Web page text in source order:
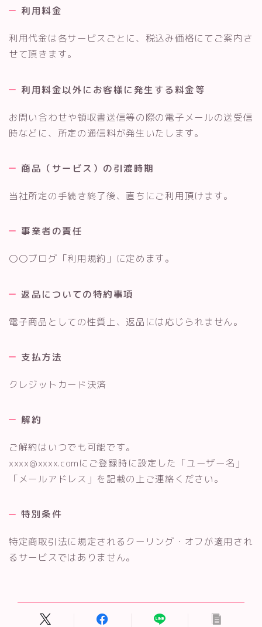
利用料金
利用代金は各サービスごとに、税込み価格にてご案内さ
せて頂きます。
利用料金以外にお客様に発生する料金等
お問い合わせや領収書送信等の際の電子メールの送受信
時などに、所定の通信料が発生いたします。
商品（サービス）の引渡時期
当社所定の手続き終了後、直ちにご利用頂けます。
事業者の責任
〇〇ブログ「利用規約」に定めます。
返品についての特約事項
電子商品としての性質上、返品には応じられません。
支払方法
クレジットカード決済
解約
ご解約はいつでも可能です。
xxxx@xxxx.comにご登録時に設定した「ユーザー名」
「メールアドレス」を記載の上ご連絡ください。
特別条件
特定商取引法に規定されるクーリング・オフが適用され
るサービスではありません。